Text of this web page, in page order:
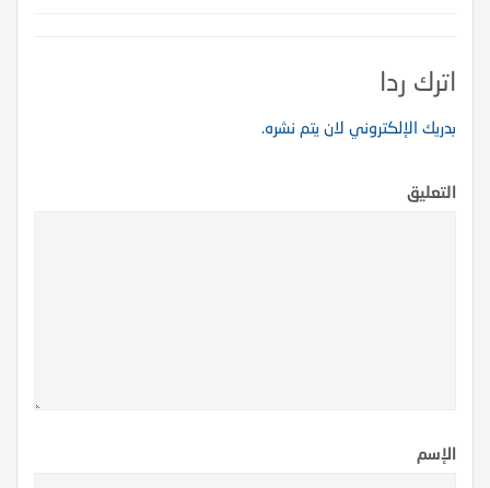
اترك ردا
بدريك الإلكتروني لان يتم نشره.
التعليق
الإسم